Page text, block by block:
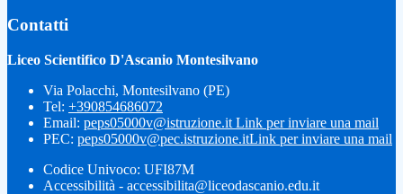
Contatti
Liceo Scientifico D'Ascanio Montesilvano
Via Polacchi, Montesilvano (PE)
Tel: +390854686072
Email: peps05000v@istruzione.it Link per inviare una mail
PEC: peps05000v@pec.istruzione.itLink per inviare una mail
Codice Univoco: UFI87M
Accessibilità - accessibilita@liceodascanio.edu.it